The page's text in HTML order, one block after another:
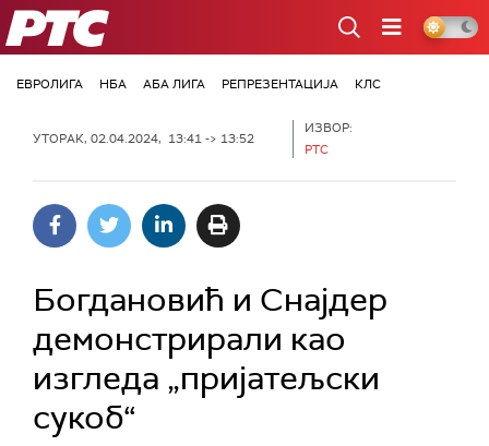
РТС
ЕВРОЛИГА НБА АБА ЛИГА РЕПРЕЗЕНТАЦИЈА КЛС
УТОРАК, 02.04.2024, 13:41 -> 13:52
ИЗВОР:
РТС
Богдановић и Снајдер
демонстрирали као
изгледа „пријатељски
сукоб“